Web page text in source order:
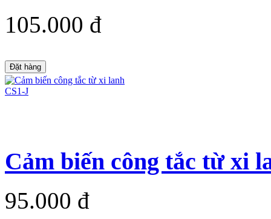
105.000 đ
Đặt hàng
Cảm biến công tắc từ xi
95.000 đ